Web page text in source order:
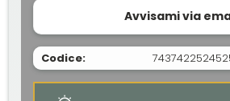
Avvisami via
Codice: